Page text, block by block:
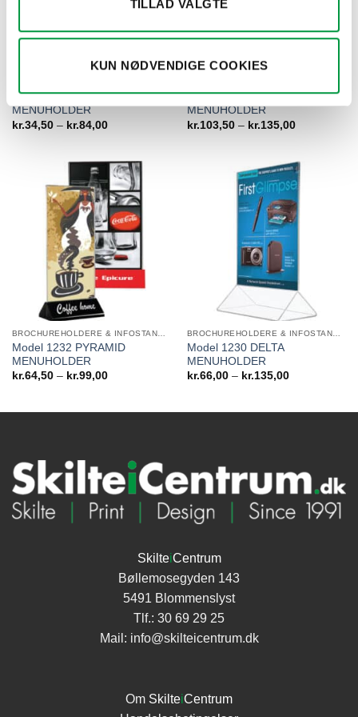
TILLAD VALGTE
KUN NØDVENDIGE COOKIES
Model 1227 OVAL LEAFLET
MENUHOLDER
kr.34,50 – kr.84,00Prisinterval:
Model 1270 TIRN
MENUHOLDER
kr.103,50 – kr.135,00Prisinterval:
BROCHUREHOLDERE & INFOSTANDERE
Model 1232 PYRAMID
MENUHOLDER
kr.64,50 – kr.99,00Prisinterval:
BROCHUREHOLDERE & INFOSTANDERE
Model 1230 DELTA
MENUHOLDER
kr.66,00 – kr.135,00Prisinterval:
SkilteiCentrum
Bøllemosegyden 143
5491 Blommenslyst
Tlf.: 30 69 29 25
Mail: info@skilteicentrum.dk
Om SkilteiCentrum